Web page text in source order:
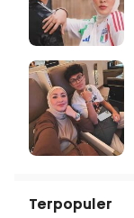
Terpopuler